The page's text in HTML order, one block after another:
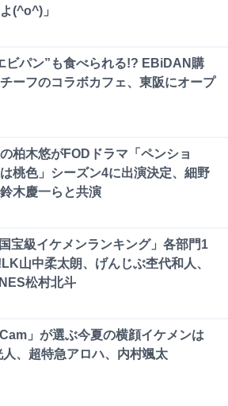
(^o^)」
ビパン”も食べられる!? EBiDAN購
ーフのコラボカフェ、東阪にオープ
柏木悠がFODドラマ「ペンショ
桃色」シーズン4に出演決定、細野
木慶一らと共演
国宝級イケメンランキング」各部門1
山中柔太朗、げんじぶ杢代和人、
松村北斗
」が選ぶ今夏の横顔イケメンは
人、超特急アロハ、内村颯太